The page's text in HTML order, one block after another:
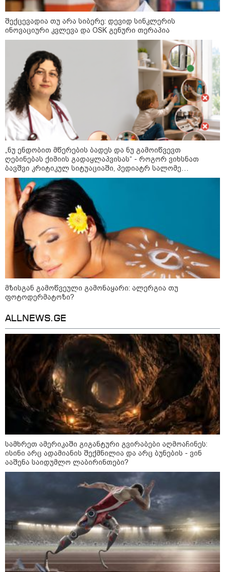
ფული ამ ზოდიაქოს ნიშნების
ხელში აღმოჩნდება: ვინ
გამდიდრდება?
როგორ ჩავიცვათ 40 წლის
შემდეგ: მილიონერების
სტილისტის 8 ოქროს წესი და
აუცილებელი სამოსი
მსოფლიო
13:15 / 08-08-2026
უძველესი სენი და ეპიდემია: აშშ-ში
ერთდროულად კეთრს და ნაწლავურ
ინფექციას ებრძვიან - რა უნდა ვიცოდეთ
და რამდენად სახიფათოა
აშშ-მა საქართველოში
დაფუძნებული კრიპტოკომპანია
დაასანქცირა
18:35 / 08-08-2026
"ბულგარეთის საჰაერო
სივრცეში დრონი აფეთქდა" -
ბულგარეთის პრემიერ-მინისტრი
შექცევადია თუ არა სიბერე: დევიდ სინკლერის
ინოვაციური კვლევა და OSK გენური თერაპია
„ნუ ენდობით მწერების ბადეს და ნუ გამოიწვევთ
ღებინებას ქიმიის გადაყლაპვისას“ - როგორ ვიხსნათ
ბავშვი კრიტიკულ სიტუაციაში, პედიატრ სალომე
ახვლედიანის რჩევები
მზისგან გამოწვეული გამონაყარი: ალერგია თუ
ფოტოდერმატოზი?
ALLNEWS.GE
სამხრეთ ამერიკაში გიგანტური გვირაბები აღმოაჩინეს:
ისინი არც ადამიანის შექმნილია და არც ბუნების - ვინ
ააშენა საიდუმლო ლაბირინთები?